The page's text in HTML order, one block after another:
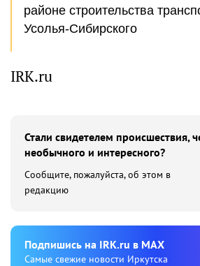
районе строительства
Усолья-Сибирского
IRK.ru
Стали свидетелем происшествия,
необычного и интересного?
Сообщите, пожалуйста, об этом в
редакцию
Подпишиcь на IRK.ru в MAX
Cамые свежие новости Иркутска